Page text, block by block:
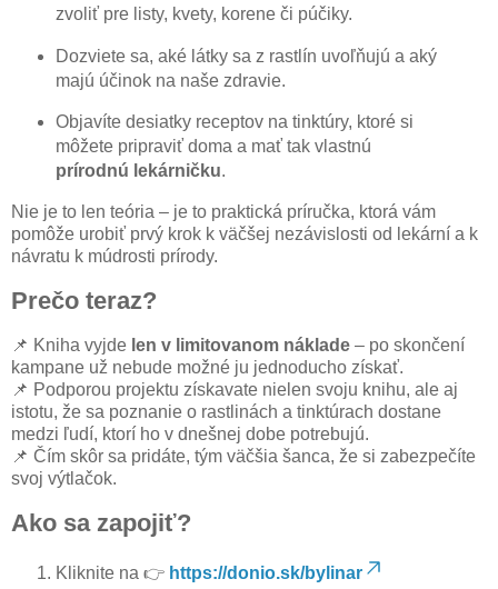
zvoliť pre listy, kvety, korene či púčiky.
Dozviete sa, aké látky sa z rastlín uvoľňujú a aký
majú účinok na naše zdravie.
Objavíte desiatky receptov na tinktúry, ktoré si
môžete pripraviť doma a mať tak vlastnú
prírodnú lekárničku.
Nie je to len teória – je to praktická príručka, ktorá vám
pomôže urobiť prvý krok k väčšej nezávislosti od lekární a k
návratu k múdrosti prírody.
Prečo teraz?
📌 Kniha vyjde len v limitovanom náklade – po skončení
kampane už nebude možné ju jednoducho získať.
📌 Podporou projektu získavate nielen svoju knihu, ale aj
istotu, že sa poznanie o rastlinách a tinktúrach dostane
medzi ľudí, ktorí ho v dnešnej dobe potrebujú.
📌 Čím skôr sa pridáte, tým väčšia šanca, že si zabezpečíte
svoj výtlačok.
Ako sa zapojiť?
Kliknite na 👉 https://donio.sk/bylinar